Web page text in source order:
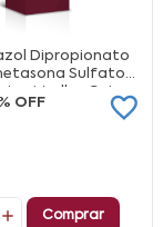
Dipropionato
Sulfato
Medley Caixa
OFF
Comprar